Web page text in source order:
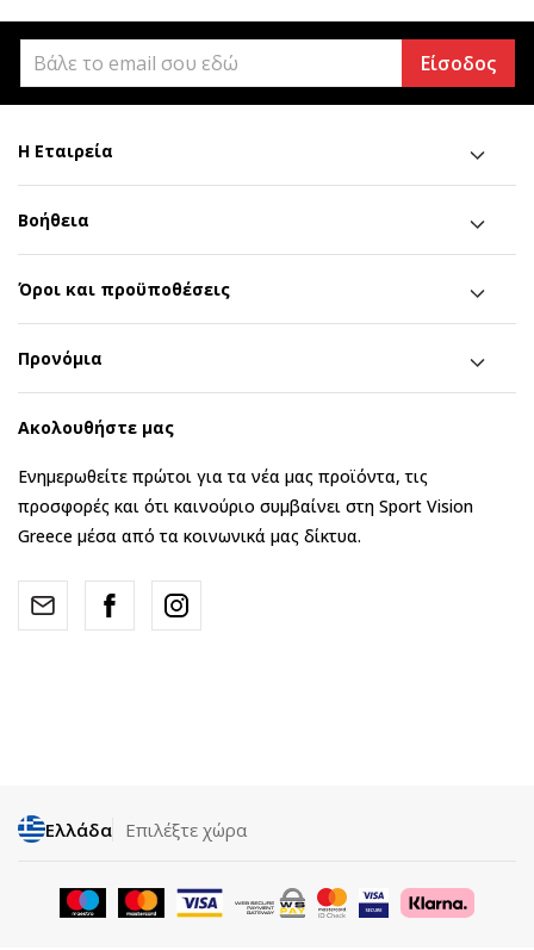
Είσοδος
Η Εταιρεία
Βοήθεια
Όροι και προϋποθέσεις
Προνόμια
Ακολουθήστε μας
Ενημερωθείτε πρώτοι για τα νέα μας προϊόντα, τις
προσφορές και ότι καινούριο συμβαίνει στη Sport Vision
Greece μέσα από τα κοινωνικά μας δίκτυα.
Ελλάδα Επιλέξτε χώρα